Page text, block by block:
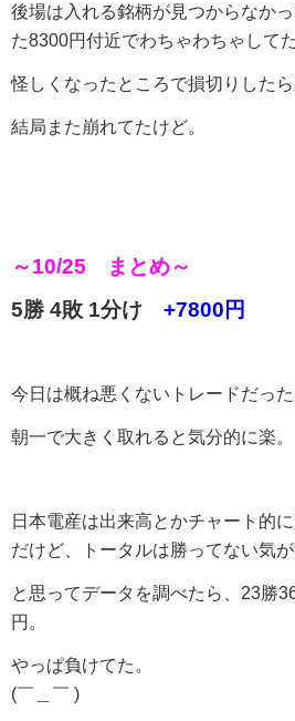
後場は入れる銘柄が見つからなか
た8300円付近でわちゃわちゃして
怪しくなったところで損切りしたら
結局また崩れてたけど。
～10/25 まとめ～
5勝 4敗 1分け +7800円
今日は概ね悪くないトレードだっ
朝一で大きく取れると気分的に楽。
日本電産は出来高とかチャート的
だけど、トータルは勝ってない気が
と思ってデータを調べたら、23勝
円。
やっぱ負けてた。
(￣＿￣ )